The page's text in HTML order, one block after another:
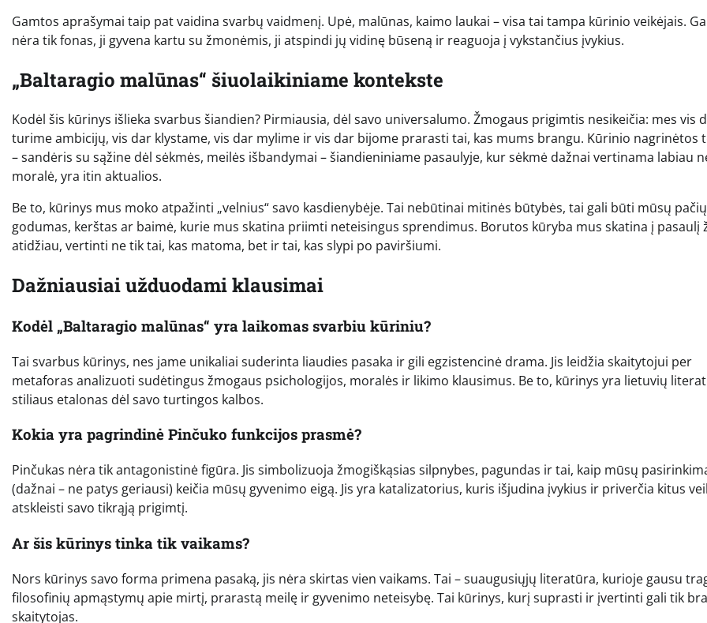
Gamtos aprašymai taip pat vaidina svarbų vaidmenį. Upė, malūnas, kaimo laukai – visa tai tampa kūrinio veikėjais.
nėra tik fonas, ji gyvena kartu su žmonėmis, ji atspindi jų vidinę būseną ir reaguoja į vykstančius įvykius.
„Baltaragio malūnas“ šiuolaikiniame kontekste
Kodėl šis kūrinys išlieka svarbus šiandien? Pirmiausia, dėl savo universalumo. Žmogaus prigimtis nesikeičia: mes vis
turime ambicijų, vis dar klystame, vis dar mylime ir vis dar bijome prarasti tai, kas mums brangu. Kūrinio nagrinėtos
– sandėris su sąžine dėl sėkmės, meilės išbandymai – šiandieniniame pasaulyje, kur sėkmė dažnai vertinama labiau
moralė, yra itin aktualios.
Be to, kūrinys mus moko atpažinti „velnius“ savo kasdienybėje. Tai nebūtinai mitinės būtybės, tai gali būti mūsų pačių
godumas, kerštas ar baimė, kurie mus skatina priimti neteisingus sprendimus. Borutos kūryba mus skatina į pasaulį
atidžiau, vertinti ne tik tai, kas matoma, bet ir tai, kas slypi po paviršiumi.
Dažniausiai užduodami klausimai
Kodėl „Baltaragio malūnas“ yra laikomas svarbiu kūriniu?
Tai svarbus kūrinys, nes jame unikaliai suderinta liaudies pasaka ir gili egzistencinė drama. Jis leidžia skaitytojui per
metaforas analizuoti sudėtingus žmogaus psichologijos, moralės ir likimo klausimus. Be to, kūrinys yra lietuvių
stiliaus etalonas dėl savo turtingos kalbos.
Kokia yra pagrindinė Pinčuko funkcijos prasmė?
Pinčukas nėra tik antagonistinė figūra. Jis simbolizuoja žmogiškąsias silpnybes, pagundas ir tai, kaip mūsų
(dažnai – ne patys geriausi) keičia mūsų gyvenimo eigą. Jis yra katalizatorius, kuris išjudina įvykius ir priverčia kitus
atskleisti savo tikrąją prigimtį.
Ar šis kūrinys tinka tik vaikams?
Nors kūrinys savo forma primena pasaką, jis nėra skirtas vien vaikams. Tai – suaugusiųjų literatūra, kurioje gausu
filosofinių apmąstymų apie mirtį, prarastą meilę ir gyvenimo neteisybę. Tai kūrinys, kurį suprasti ir įvertinti gali tik
skaitytojas.